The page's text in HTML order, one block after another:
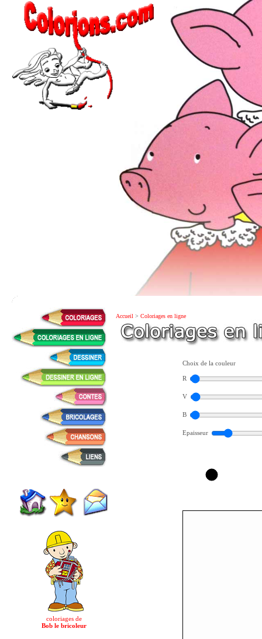
coloriages de
Bob le bricoleur
Accueil > Coloriages en ligne
Choix de la couleur
R
V
B
Epaisseur